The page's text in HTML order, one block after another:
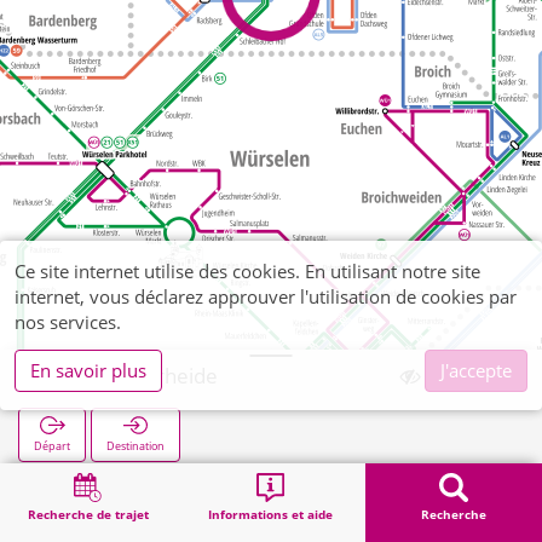
Recherche de trajet Informations et aide Recherche
Ofden Überheide
Départ Destination
Démarrage Recherche
Ce site internet utilise des cookies. En utilisant notre site
internet, vous déclarez approuver l'utilisation de cookies par
nos services.
En savoir plus
J'accepte